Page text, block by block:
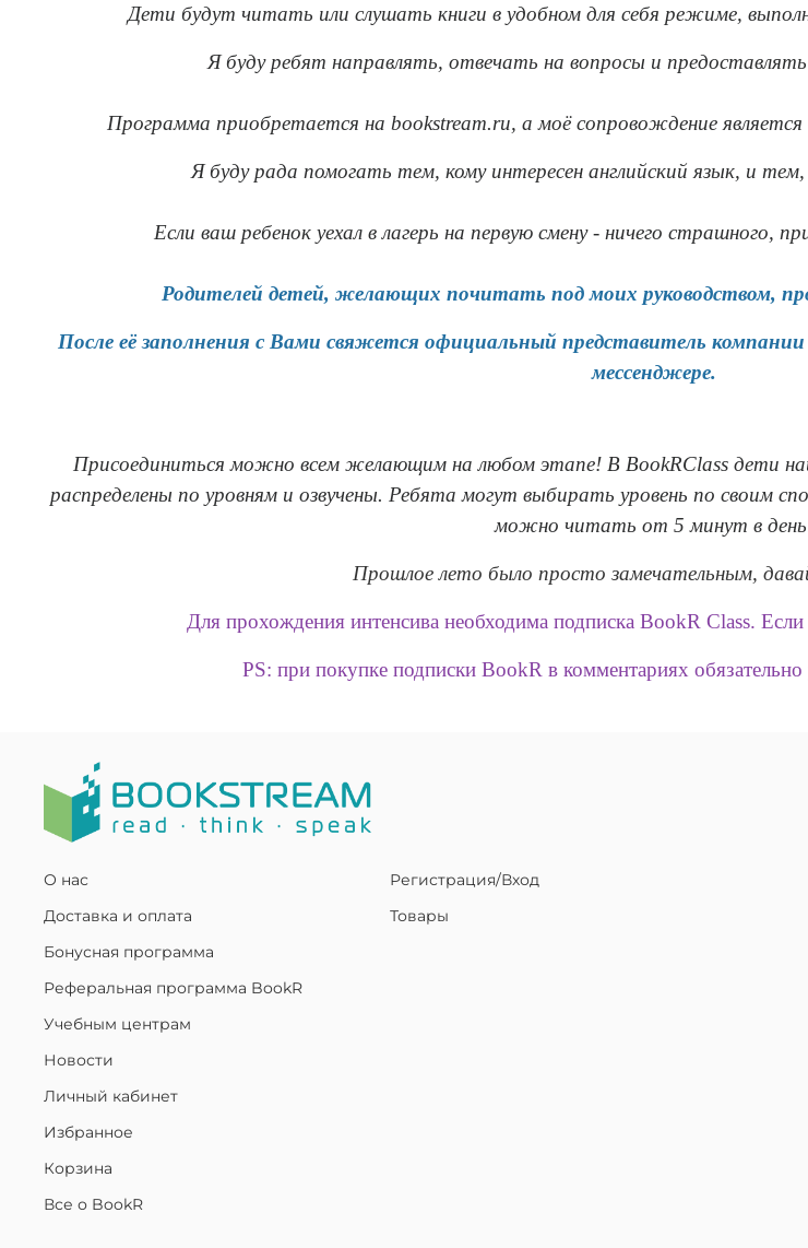
Дети будут читать или слушать книги в удобном для себя режиме,
Я буду ребят направлять, отвечать на вопросы и
Программа приобретается на bookstream.ru, а моё сопровождение
Я буду рада помогать тем, кому интересен английский язык, и
Если ваш ребенок уехал в лагерь на первую смену - ничего страшного,
Родителей детей, желающих почитать под моих руководством,
После её заполнения с Вами свяжется официальный представитель
мессенджере.
Присоединиться можно всем желающим на любом этапе! В BookRClass дети
распределены по уровням и озвучены. Ребята могут выбирать уровень по своим
можно читать от 5 минут в
Прошлое лето было просто замечательным,
Для прохождения интенсива необходима подписка BookR Class.
PS: при покупке подписки BookR в комментариях
О нас
Доставка и оплата
Бонусная программа
Реферальная программа BookR
Учебным центрам
Новости
Личный кабинет
Избранное
Корзина
Все о BookR
Регистрация/Вход
Товары